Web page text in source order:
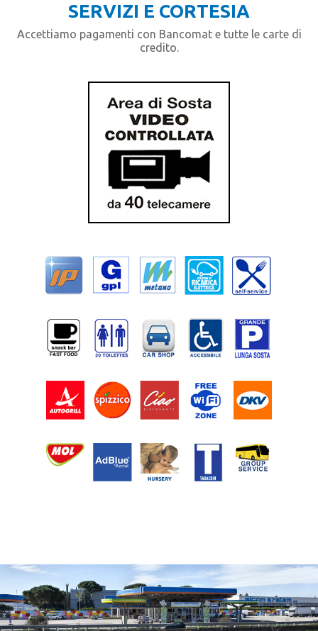
SERVIZI E CORTESIA
Accettiamo pagamenti con Bancomat e tutte le carte di
credito.